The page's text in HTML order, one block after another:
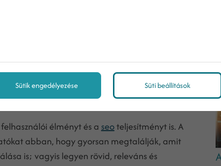
élményt és a seoteljesítményt is. A
abban, hogy gyorsan megtalálják, amit
is; vagyis legyen rövid, releváns és
Sütik engedélyezése Süti beállítások